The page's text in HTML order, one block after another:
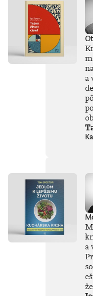
hraniciach,
sme pri jej
používaní mali
jasne stanoviť.V
knihe Ako
premýšľať o
inteligencii
čerpá zo svojich
skúseností,
tejto téme sa
začiatku 80.
Vyváženie
nekonvenčné –
ChatGPT a
generatívnu AI
vníma len ako
najnovšiu
v dlhom
tvrdí, že sme
iba na začiatku
Naznačuje, že
technológie,
ešte neboli ani
a
a